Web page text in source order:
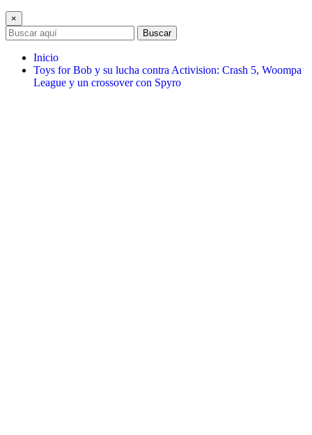
×
Buscar
Inicio
Toys for Bob y su lucha contra Activision: Crash 5, Woompa
League y un crossover con Spyro